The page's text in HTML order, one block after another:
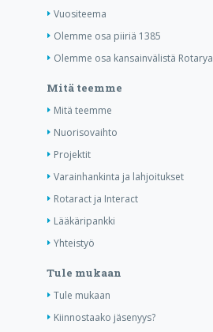
Vuositeema
Olemme osa piiriä 1385
Olemme osa kansainvälistä Rotarya
Mitä teemme
Mitä teemme
Nuorisovaihto
Projektit
Varainhankinta ja lahjoitukset
Rotaract ja Interact
Lääkäripankki
Yhteistyö
Tule mukaan
Tule mukaan
Kiinnostaako jäsenyys?